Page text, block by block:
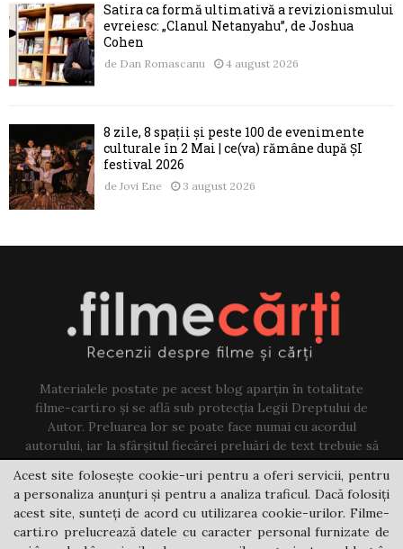
Satira ca formă ultimativă a revizionismului
evreiesc: „Clanul Netanyahu”, de Joshua
Cohen
de Dan Romascanu 4 august 2026
8 zile, 8 spații și peste 100 de evenimente
culturale în 2 Mai | ce(va) rămâne după ȘI
festival 2026
de Jovi Ene 3 august 2026
Materialele postate pe acest blog aparțin în totalitate
filme-carti.ro și se află sub protecția Legii Dreptului de
Autor. Preluarea lor se poate face numai cu acordul
autorului, iar la sfârșitul fiecărei preluări de text trebuie să
existe un link către acest blog.
Contact us:jovi@filme-carti.ro
Acest site folosește cookie-uri pentru a oferi servicii, pentru
a personaliza anunțuri și pentru a analiza traficul. Dacă folosiți
acest site, sunteți de acord cu utilizarea cookie-urilor. Filme-
carti.ro prelucrează datele cu caracter personal furnizate de